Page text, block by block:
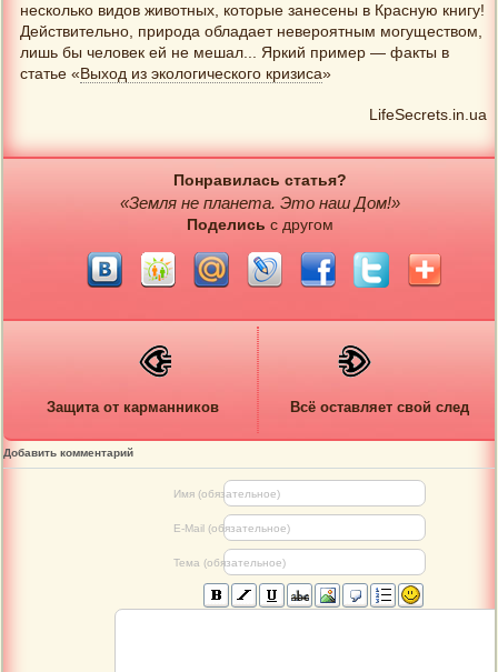
несколько видов животных, которые занесены в Красную книгу!
Действительно, природа обладает невероятным могуществом,
лишь бы человек ей не мешал... Яркий пример — факты в
статье «Выход из экологического кризиса»
LifeSecrets.in.ua
Понравилась статья?
«Земля не планета. Это наш Дом!»
Поделись с другом
Защита от карманников Всё оставляет свой след
Добавить комментарий
Имя (обязательное)
E-Mail (обязательное)
Тема (обязательное)